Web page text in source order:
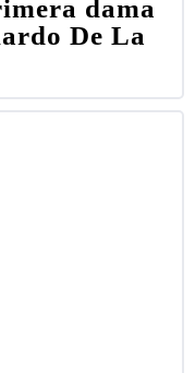
dama
De La